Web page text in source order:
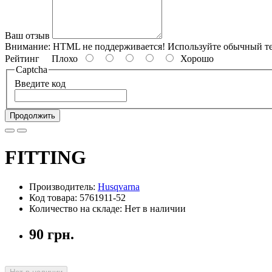
Ваш отзыв
Внимание: HTML не поддерживается! Используйте обычный
Рейтинг Плохо
Хорошо
Captcha
Введите код
Продолжить
FITTING
Производитель: Husqvarna
Код товара: 5761911-52
Количество на складе: Нет в наличии
90 грн.